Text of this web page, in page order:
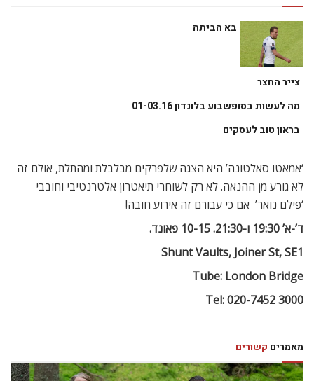
בא הביתה
צייר החצר
מה לעשות בסופשבוע בלונדון 01-03.16
בראון טוב לעסקים
‘אמאטו סאלטונה’ היא הצגה שלפרקים מבלבלת ומהתלת, אולם זה
לא גורע מן ההנאה. לא רק לשוחרי תיאטרון אלטרנטיבי וחובבי
‘פילם נואר’  אם כי עבורם זה אירוע חובה!
ד’-א’ 19:30 ו-21:30. 10-15 פאונד.
Shunt Vaults, Joiner St, SE1
Tube: London Bridge
Tel: 020-7452 3000
מאמרים קשורים